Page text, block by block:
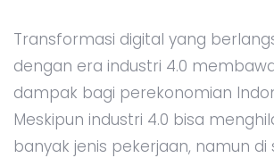
Transformasi digital yang
dengan era industri 4.0
dampak bagi perekonomian
Meskipun industri 4.0 bisa
banyak jenis pekerjaan, namun di